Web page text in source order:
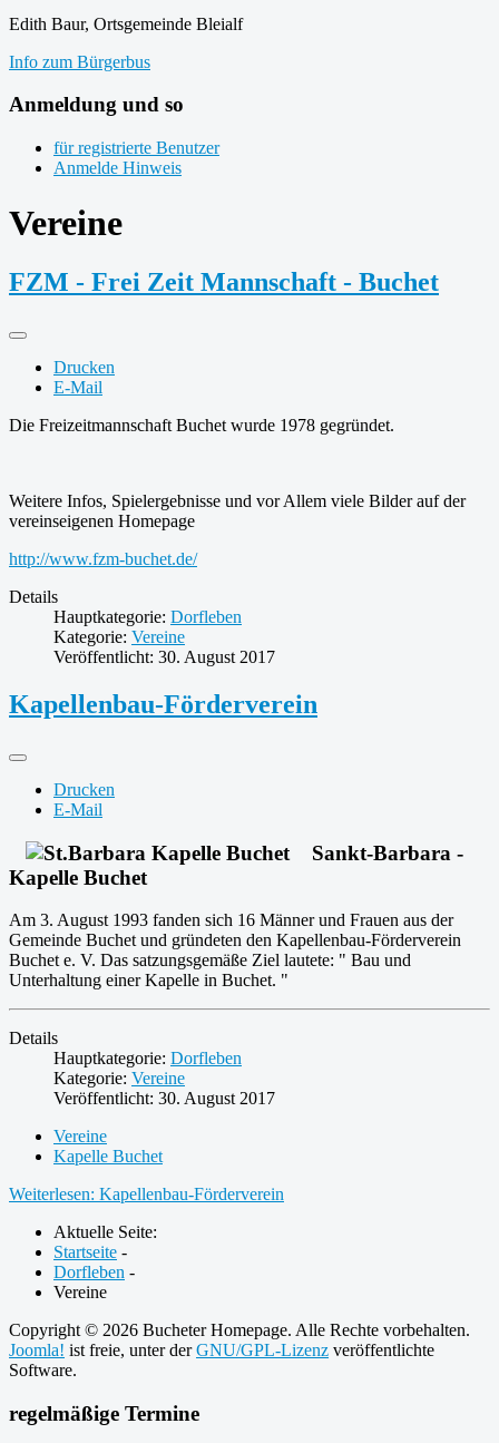
Edith Baur, Ortsgemeinde Bleialf
Info zum Bürgerbus
Anmeldung und so
für registrierte Benutzer
Anmelde Hinweis
Vereine
FZM - Frei Zeit Mannschaft - Buchet
Drucken
E-Mail
Die Freizeitmannschaft Buchet wurde 1978 gegründet.
Weitere Infos, Spielergebnisse und vor Allem viele Bilder auf der
vereinseigenen Homepage
http://www.fzm-buchet.de/
Details
Hauptkategorie: Dorfleben
Kategorie: Vereine
Veröffentlicht: 30. August 2017
Kapellenbau-Förderverein
Drucken
E-Mail
Sankt-Barbara -
Kapelle Buchet
Am 3. August 1993 fanden sich 16 Männer und Frauen aus der
Gemeinde Buchet und gründeten den Kapellenbau-Förderverein
Buchet e. V. Das satzungsgemäße Ziel lautete: " Bau und
Unterhaltung einer Kapelle in Buchet. "
Details
Hauptkategorie: Dorfleben
Kategorie: Vereine
Veröffentlicht: 30. August 2017
Vereine
Kapelle Buchet
Weiterlesen: Kapellenbau-Förderverein
Aktuelle Seite:
Startseite -
Dorfleben -
Vereine
Copyright © 2026 Bucheter Homepage. Alle Rechte vorbehalten.
Joomla! ist freie, unter derGNU/GPL-Lizenz veröffentlichte
Software.
regelmäßige Termine